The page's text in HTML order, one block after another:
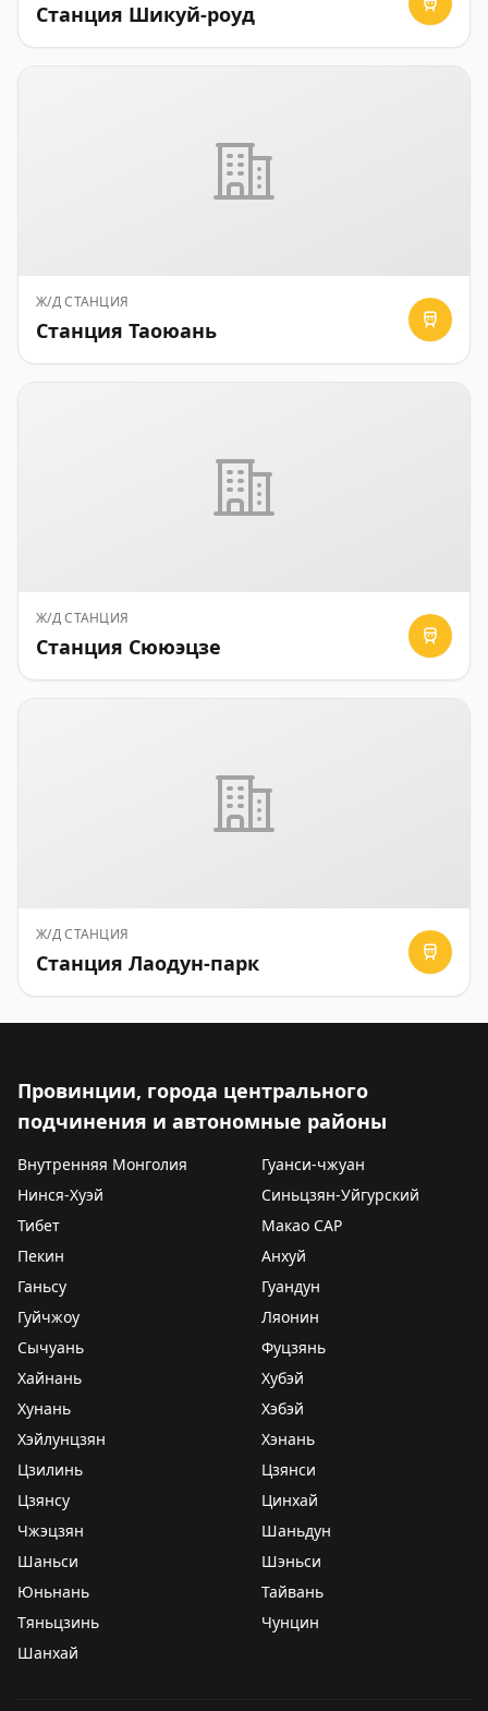
Станция Шикуй-роуд
Ж/Д СТАНЦИЯ
Станция Таоюань
Ж/Д СТАНЦИЯ
Станция Сююэцзе
Ж/Д СТАНЦИЯ
Станция Лаодун-парк
Провинции, города центрального
подчинения и автономные районы
Внутренняя Монголия
Гуанси-чжуан
Нинся-Хуэй
Синьцзян-Уйгурский
Тибет
Макао САР
Пекин
Анхуй
Ганьсу
Гуандун
Гуйчжоу
Ляонин
Сычуань
Фуцзянь
Хайнань
Хубэй
Хунань
Хэбэй
Хэйлунцзян
Хэнань
Цзилинь
Цзянси
Цзянсу
Цинхай
Чжэцзян
Шаньдун
Шаньси
Шэньси
Юньнань
Тайвань
Тяньцзинь
Чунцин
Шанхай